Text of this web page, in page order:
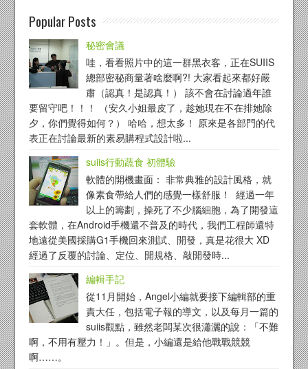
Popular Posts
秘密會議
哇，看看照片中的這一群黑衣客，正在SUIIS
總部密秘商量著啥麼啊?! 大家看起來都好嚴
肅（認真！是認真！） 該不會在討論過年誰
要留守吧！！！ （安久小姐最皮了，趁她現在不在排她除
夕，你們覺得如何？） 哈哈，想太多！ 原來是各部門的代
表正在討論最新的素易購程式設計啦...
suiis行動蔬食 初體驗
軟體的開機畫面： 非常典雅的設計風格，就
像素食帶給人們的感覺一樣舒服！ 經過一年
以上的籌劃，操死了不少腦細胞，為了開發這
套軟體，在Android手機還不普及的時代，我們工程師還特
地遠從美國採購G1手機回來測試、開發，真是花很大 XD
經過了反覆的討論、定位、開規格、敲開發時...
編輯手記
從11月開始，Angel小編就要接下編輯部的重
責大任，包括電子報的導文，以及每月一篇的
suiis觀點，雖然老闆某次很瀟灑的說：「不難
啊，不用有壓力！」。但是，小編還是給他戰戰競競
啊……。